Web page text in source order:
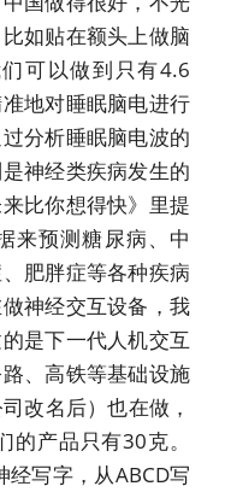
如贴在额头上做脑
可以做到只有4.6
地对睡眠脑电进行
分析睡眠脑电波的
神经类疾病发生的
比你想得快》里提
来预测糖尿病、中
肥胖症等各种疾病
神经交互设备，我
是下一代人机交互
、高铁等基础设施
改名后）也在做，
产品只有30克。
写字，从ABCD写